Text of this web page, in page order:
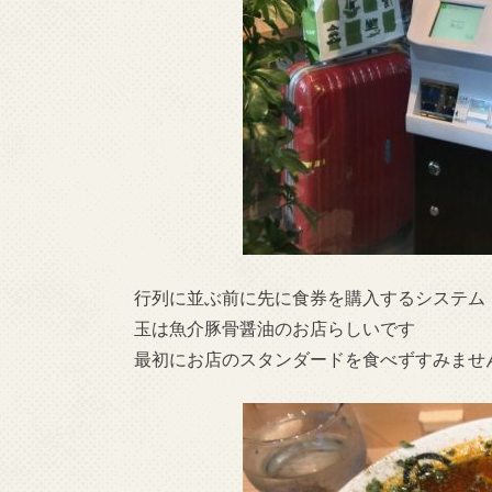
行列に並ぶ前に先に食券を購入するシステム
玉は魚介豚骨醤油のお店らしいです
最初にお店のスタンダードを食べずすみませ